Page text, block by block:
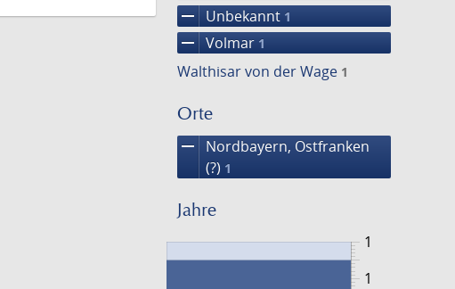
remove Unbekannt 1
remove Volmar 1
Walthisar von der Wage 1
Orte
remove
Nordbayern, Ostfranken
(?) 1
Jahre
1
1